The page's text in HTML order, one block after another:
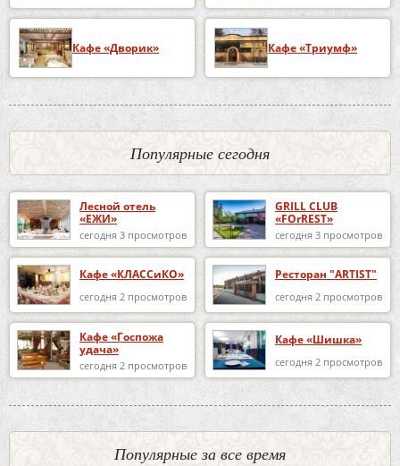
Кафе «Дворик» Кафе «Триумф»
Популярные сегодня
Лесной отель
«ЕЖИ»
сегодня 3 просмотров
GRILL CLUB
«FOrREST»
сегодня 3 просмотров
Кафе «КЛАССиКО»
сегодня 2 просмотров
Ресторан "ARTIST"
сегодня 2 просмотров
Кафе «Госпожа
удача»
сегодня 2 просмотров
Кафе «Шишка»
сегодня 2 просмотров
Популярные за все время